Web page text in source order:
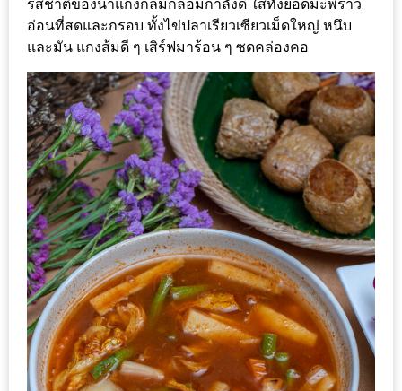
200
บาท
ชี้
เบาะแส
ความ
อร่อย
ตาม
รอย
น้า
อ้วน
ชวน
หิว
ติดต่อ
รสชาติของน้ำแกงกลมกล่อมกำลังดี ใส่ทั้งยอดมะพร้าว
อ่อนที่สดและกรอบ ทั้งไข่ปลาเรียวเซียวเม็ดใหญ่ หนึบ
และมัน แกงส้มดี ๆ เสิร์ฟมาร้อน ๆ ซดคล่องคอ